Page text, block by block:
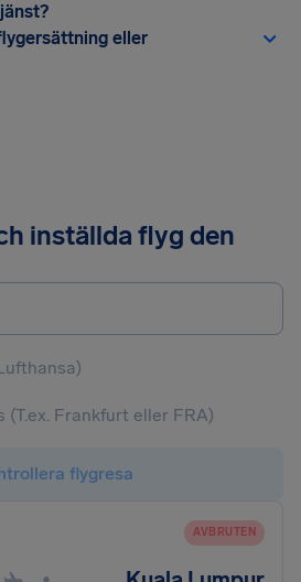
eller
inställda flyg den
flygresa
AVBRUTEN